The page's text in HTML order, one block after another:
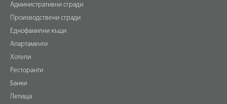
Административни сгради
Производствени сгради
Еднофамилни къщи
Апартаменти
Хотели
Ресторанти
Банки
Летища